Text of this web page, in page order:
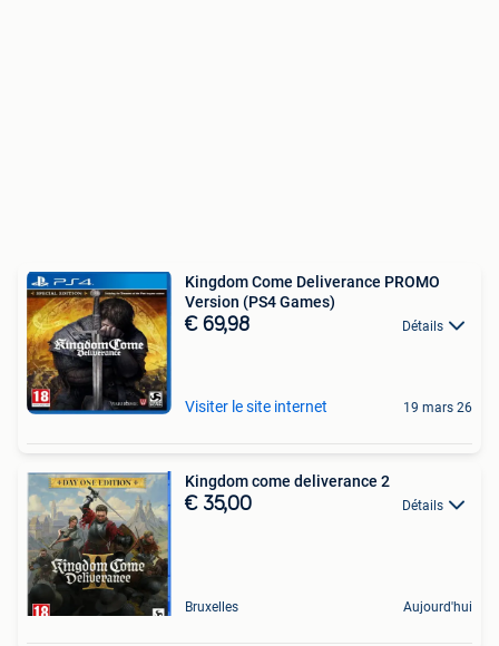
Kingdom Come Deliverance PROMO
Version (PS4 Games)
€ 69,98 Détails
Visiter le site internet 19 mars 26
Kingdom come deliverance 2
€ 35,00 Détails
Bruxelles Aujourd'hui